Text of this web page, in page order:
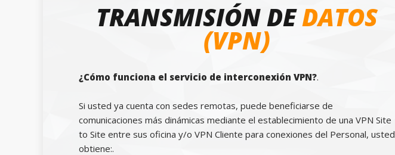
TRANSMISIÓN DEDATOS
(VPN)
¿Cómo funciona el servicio de interconexión VPN?.
Si usted ya cuenta con sedes remotas, puede beneficiarse de
comunicaciones más dinámicas mediante el establecimiento de una VPN Site
to Site entre sus oficina y/o VPN Cliente para conexiones del Personal, usted
obtiene:.